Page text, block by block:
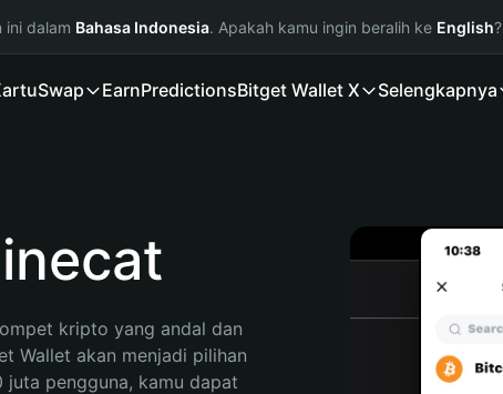
ini dalam Bahasa Indonesia. Apakah kamu ingin beralih ke English?
Swap EarnPredictionsBitget Wallet X Selengkapnya
kripto yang andal dan
Wallet akan menjadi pilihan
pengguna, kamu dapat